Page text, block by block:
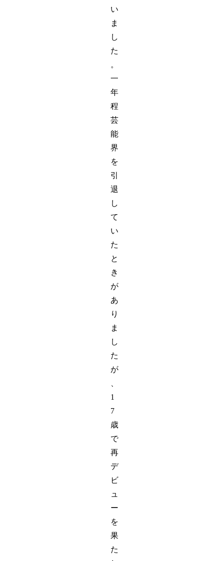
い
ま
し
た
。
一
年
程
芸
能
界
を
引
退
し
て
い
た
と
き
が
あ
り
ま
し
た
が
1
7
歳
で
再
デ
ビ
ュ
ー
を
果
た